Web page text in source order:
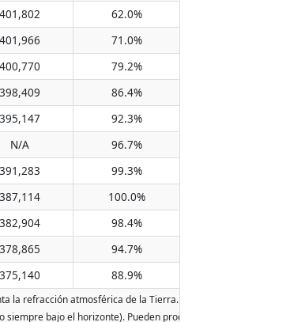
401,802
62.0%
401,966
71.0%
400,770
79.2%
398,409
86.4%
395,147
92.3%
N/A
96.7%
391,283
99.3%
387,114
100.0%
382,904
98.4%
378,865
94.7%
375,140 88.9%
refracción atmosférica de la Tierra. Las fechas se
bajo el horizonte). Pueden producirse dos salidas o